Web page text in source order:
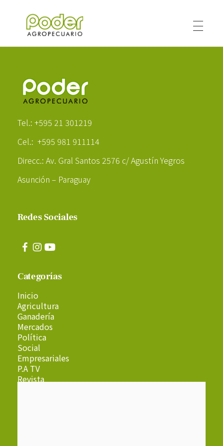
Tel.: +595 21 301219
Cel.: +595 981 911114
Direcc.: Av. Gral Santos 2576 c/ Agustín Yegros
Asunción – Paraguay
Redes Sociales
Categorías
Inicio
Agricultura
Ganadería
Mercados
Política
Social
Empresariales
P.A TV
Revista